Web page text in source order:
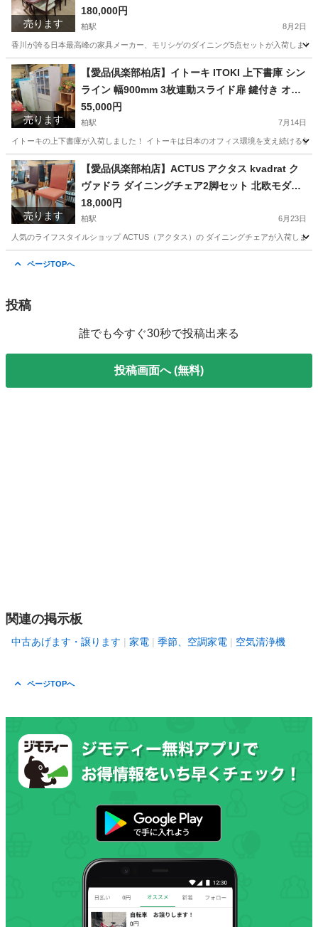
売ります
ェア4脚
180,000円
柏駅 8月2日
香川が誇る日本最高峰の家具メーカー、モリシゲのダイニング5点セットが入荷しま
千葉 柏市 柏駅 ダイニングセット
売ります
【愛品倶楽部柏店】イトーキ ITOKI 上下書庫 シン
ライン 幅900mm 3枚連動スライド扉 鍵付き オフ
ィス収納
55,000円
柏駅 7月14日
イトーキの上下書庫が入荷しました！ イトーキは日本のオフィス環境を支え続ける
千葉 柏市 柏駅 オフィス用家具
売ります
【愛品倶楽部柏店】ACTUS アクタス kvadrat ク
ヴァドラ ダイニングチェア2脚セット 北欧モダン
椅子 食卓椅子
18,000円
柏駅 6月23日
人気のライフスタイルショップ ACTUS（アクタス）の ダイニングチェアが入荷しま
ページTOPへ
投稿
誰でも今すぐ30秒で投稿出来る
投稿画面へ (無料)
関連の掲示板
中古あげます・譲ります 家電 季節、空調家電 空気清浄機
ページTOPへ